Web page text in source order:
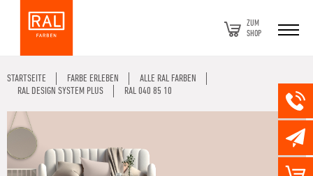
ZUM
SHOP
STARTSEITE FARBE ERLEBEN
ALLE RAL FARBEN
RAL DESIGN SYSTEM PLUS
RAL 040 85 10